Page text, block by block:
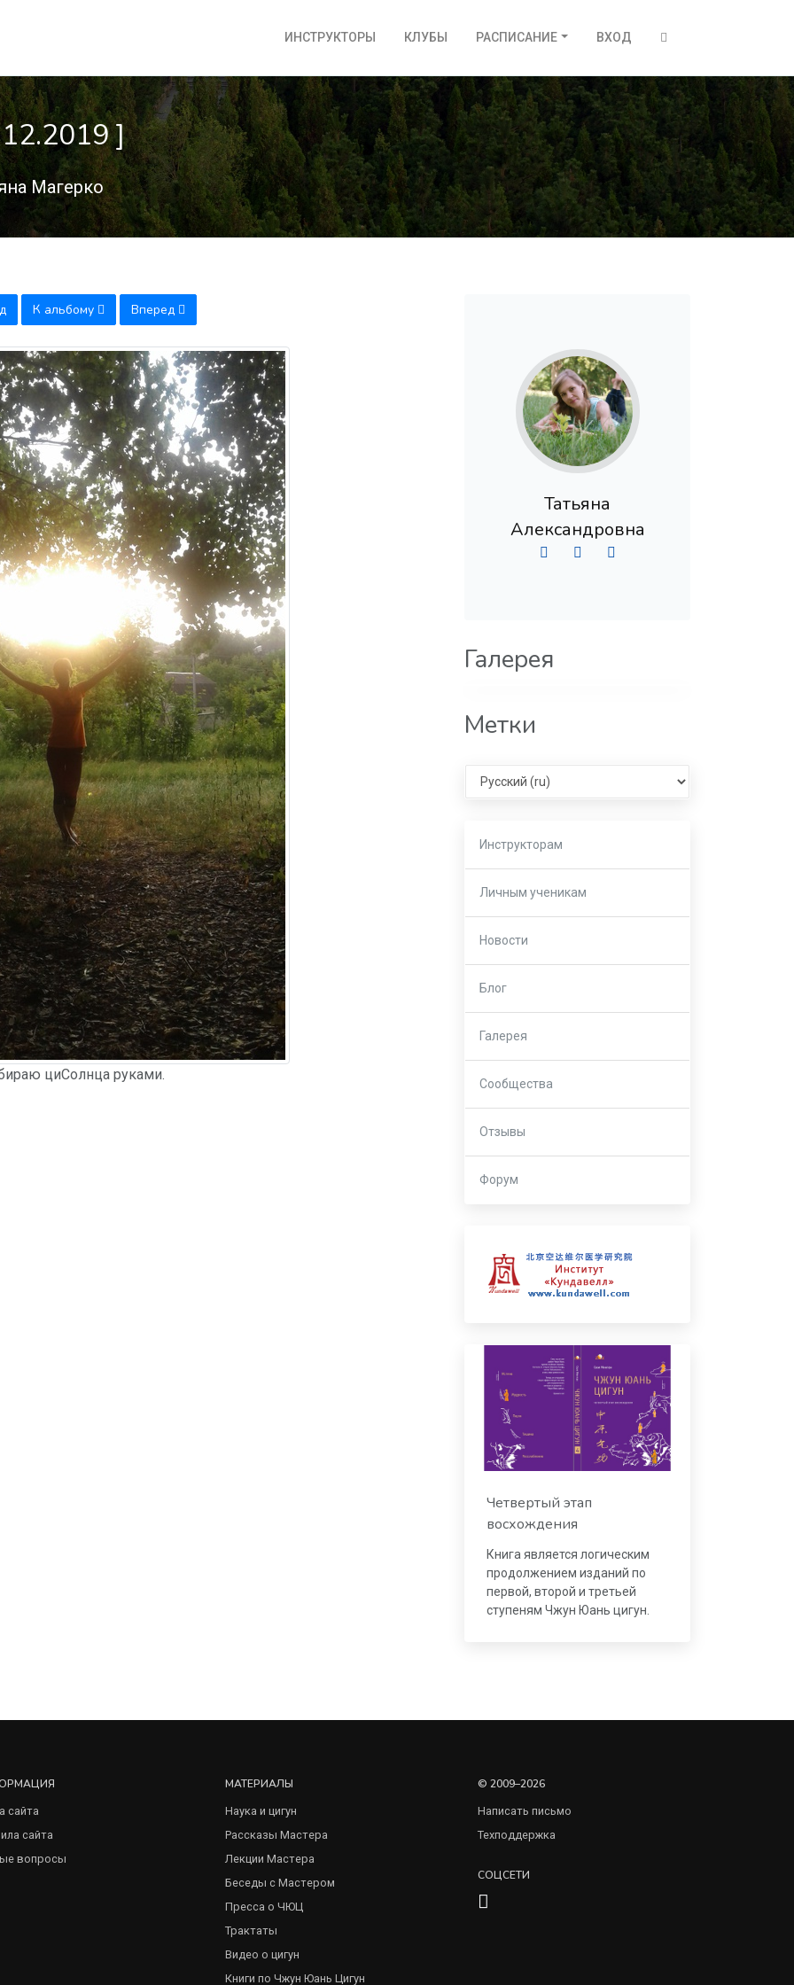
ИНСТРУКТОРЫ КЛУБЫ РАСПИСАНИЕ ВХОД
]
Магерко
К альбому Вперед
циСолнца руками.
Татьяна
Александровна
Галерея
Метки
Select language
Инструкторам
Личным ученикам
Новости
Блог
Галерея
Сообщества
Отзывы
Форум
Четвертый этап
восхождения
Книга является логическим
продолжением изданий по
первой, второй и третьей
ступеням Чжун Юань цигун.
сайта
сайта
вопросы
МАТЕРИАЛЫ
Наука и цигун
Рассказы Мастера
Лекции Мастера
Беседы с Мастером
Пресса о ЧЮЦ
Трактаты
Видео о цигун
Книги по Чжун Юань Цигун
© 2009–2026
Написать письмо
Техподдержка
СОЦСЕТИ